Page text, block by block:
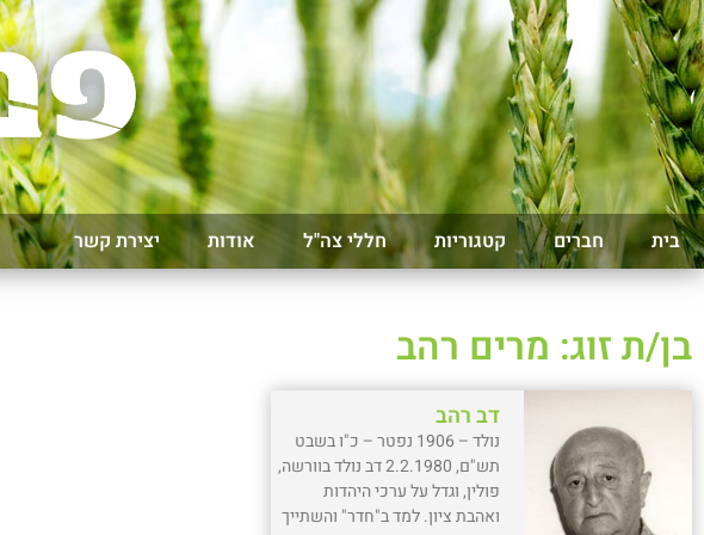
בית חברים קטגוריות חללי צה"ל אודות יצירת קשר
בן/ת זוג: מרים רהב
דב רהב
נולד – 1906 נפטר – כ"ו בשבט
תש"ם, 2.2.1980 דב נולד בוורשה,
פולין, וגדל על ערכי היהדות
ואהבת ציון. למד ב"חדר" והשתייך